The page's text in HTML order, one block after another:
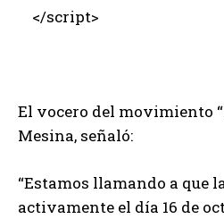
</script>
El vocero del movimiento
Mesina, señaló:
“Estamos llamando a que
activamente el día 16 de